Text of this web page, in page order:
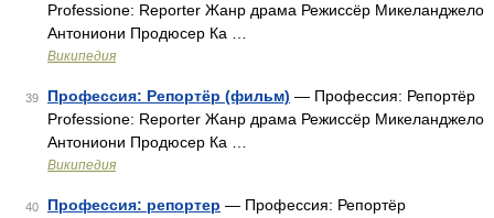
Professione: Reporter Жанр драма Режиссёр Микеланджело
Антониони Продюсер Ка …
Википедия
39 Профессия: Репортёр (фильм) — Профессия: Репортёр
Professione: Reporter Жанр драма Режиссёр Микеланджело
Антониони Продюсер Ка …
Википедия
40 Профессия: репортер — Профессия: Репортёр